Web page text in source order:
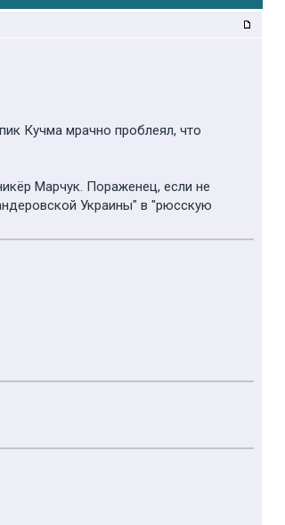
Кучма мрачно проблеял, что
Марчук. Пораженец, если не
Украины" в "рюсскую